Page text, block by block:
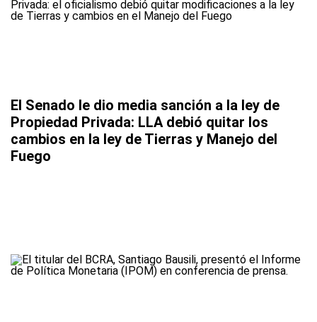
El Senado le dio media sanción a la ley de
Propiedad Privada: LLA debió quitar los
cambios en la ley de Tierras y Manejo del
Fuego